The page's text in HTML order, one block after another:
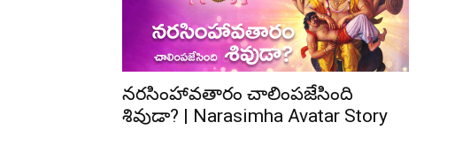
నరసింహావతారం చాలింపజేసింది
శివుడా? | Narasimha Avatar Story